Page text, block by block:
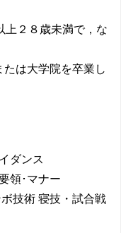
上２８歳未満で，な
は大学院を卒業し
ダンス
領･マナー
技術 寝技・試合戦